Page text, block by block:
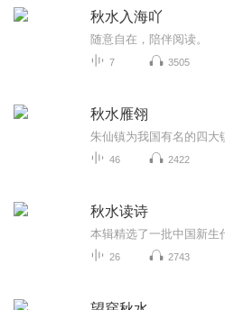
秋水入海吖
随意自在，陪伴阅读。
7 3505
秋水雁翎
46 2422
秋水读诗
26 2743